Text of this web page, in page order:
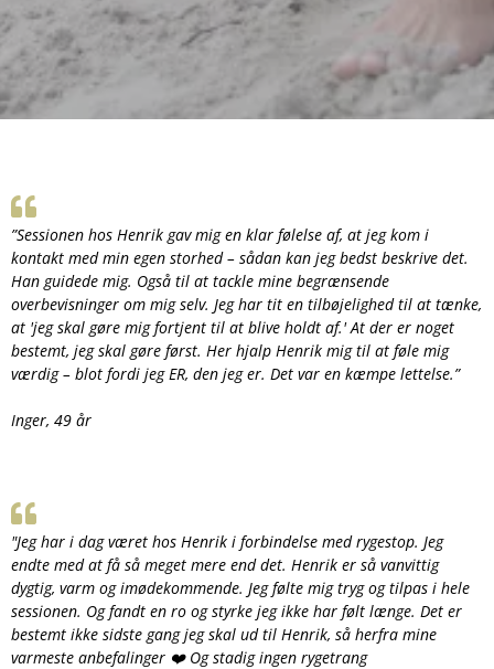
”Sessionen hos Henrik gav mig en klar følelse af, at jeg kom i
kontakt med min egen storhed – sådan kan jeg bedst beskrive det.
Han guidede mig. Også til at tackle mine begrænsende
overbevisninger om mig selv. Jeg har tit en tilbøjelighed til at tænke,
at 'jeg skal gøre mig fortjent til at blive holdt af.' At der er noget
bestemt, jeg skal gøre først. Her hjalp Henrik mig til at føle mig
værdig – blot fordi jeg ER, den jeg er. Det var en kæmpe lettelse.”
Inger, 49 år
"Jeg har i dag været hos Henrik i forbindelse med rygestop. Jeg
endte med at få så meget mere end det. Henrik er så vanvittig
dygtig, varm og imødekommende. Jeg følte mig tryg og tilpas i hele
sessionen. Og fandt en ro og styrke jeg ikke har følt længe. Det er
bestemt ikke sidste gang jeg skal ud til Henrik, så herfra mine
varmeste anbefalinger ❤️ Og stadig ingen rygetrang